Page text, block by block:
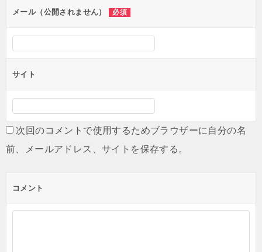
ンメール（公開されません） 必須
サイト
次回のコメントで使用するためブラウザーに自分の名
前、メールアドレス、サイトを保存する。
コメント